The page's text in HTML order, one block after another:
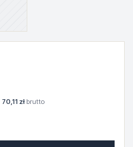
70,11 złbrutto